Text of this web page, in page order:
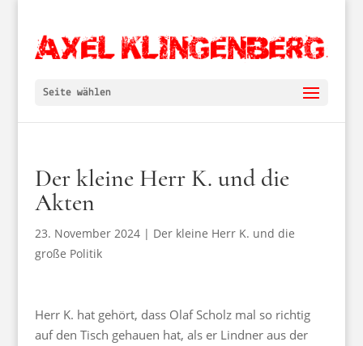
Seite wählen
Der kleine Herr K. und die
Akten
23. November 2024| Der kleine Herr K. und die
große Politik
Herr K. hat gehört, dass Olaf Scholz mal so richtig
auf den Tisch gehauen hat, als er Lindner aus der